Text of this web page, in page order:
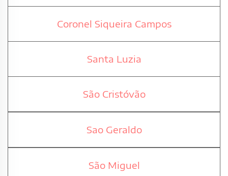
Coronel Siqueira Campos
Santa Luzia
São Cristóvão
Sao Geraldo
São Miguel